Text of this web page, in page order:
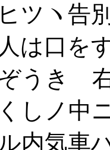
ツヽ告
は口を
うき
しノ中
内気